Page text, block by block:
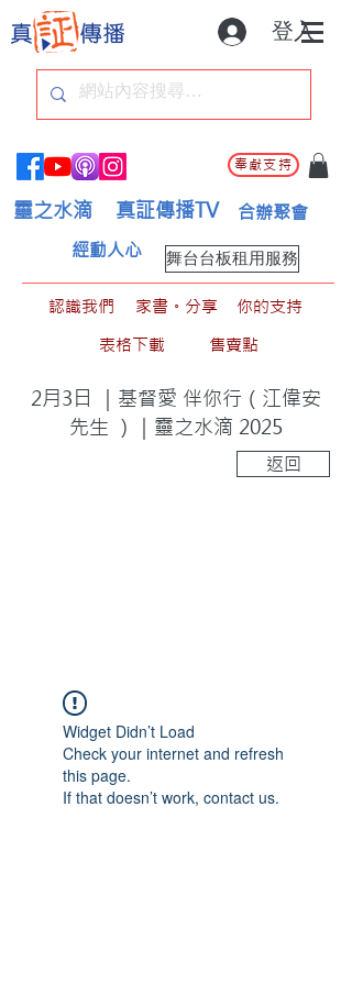
登入
奉獻支持
靈之水滴 真証傳播TV 合辦聚會
舞台台板租用服務
經動人心
認識我們 家書。分享
你的支持
表格下載
售賣點
2月3日 ｜基督愛 伴你行（江偉安
先生 ）｜靈之水滴 2025
返回
Widget Didn’t Load
Check your internet and refresh
this page.
If that doesn’t work, contact us.